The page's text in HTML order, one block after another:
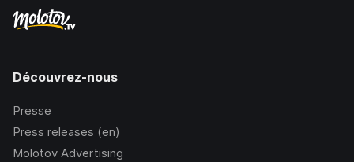
Découvrez-nous
Presse
Press releases (en)
Molotov Advertising